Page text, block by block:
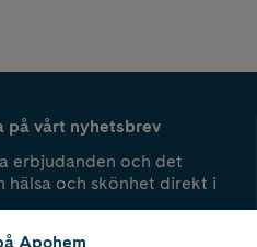
på vårt nyhetsbrev
erbjudanden och det
hälsa och skönhet direkt i
Apohem